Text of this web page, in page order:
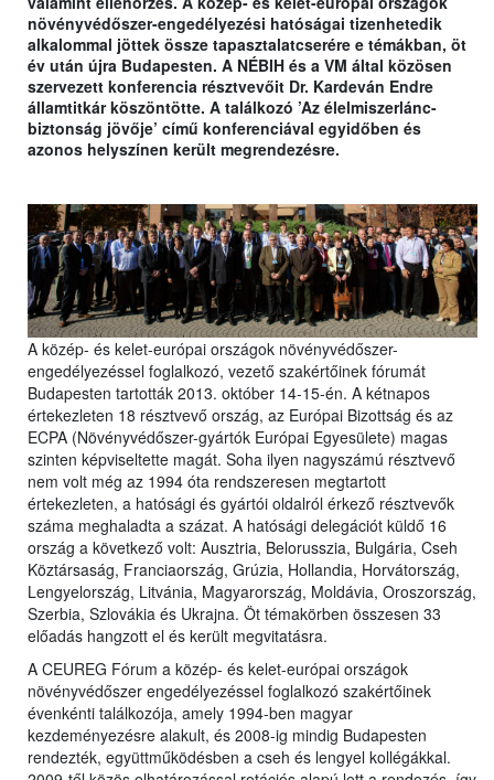
növényvédőszer-engedélyezési hatóságai tizenhetedik
alkalommal jöttek össze tapasztalatcserére e témákban, öt
év után újra Budapesten. A NÉBIH és a VM által közösen
szervezett konferencia résztvevőit Dr. Kardeván Endre
államtitkár köszöntötte. A találkozó ’Az élelmiszerlánc-
biztonság jövője’ című konferenciával egyidőben és
azonos helyszínen került megrendezésre.
A közép- és kelet-európai országok növényvédőszer-
engedélyezéssel foglalkozó, vezető szakértőinek fórumát
Budapesten tartották 2013. október 14-15-én. A kétnapos
értekezleten 18 résztvevő ország, az Európai Bizottság és az
ECPA (Növényvédőszer-gyártók Európai Egyesülete) magas
szinten képviseltette magát. Soha ilyen nagyszámú résztvevő
nem volt még az 1994 óta rendszeresen megtartott
értekezleten, a hatósági és gyártói oldalról érkező résztvevők
száma meghaladta a százat. A hatósági delegációt küldő 16
ország a következő volt: Ausztria, Belorusszia, Bulgária, Cseh
Köztársaság, Franciaország, Grúzia, Hollandia, Horvátország,
Lengyelország, Litvánia, Magyarország, Moldávia, Oroszország,
Szerbia, Szlovákia és Ukrajna. Öt témakörben összesen 33
előadás hangzott el és került megvitatásra.
A CEUREG Fórum a közép- és kelet-európai országok
növényvédőszer engedélyezéssel foglalkozó szakértőinek
évenkénti találkozója, amely 1994-ben magyar
kezdeményezésre alakult, és 2008-ig mindig Budapesten
rendezték, együttműködésben a cseh és lengyel kollégákkal.